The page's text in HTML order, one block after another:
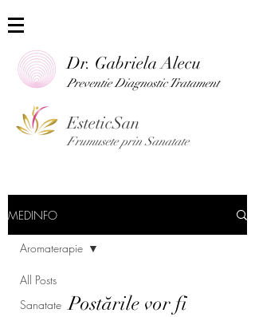
Dr. Gabriela Alecu
Preventie Diagnostic Tratament
EsteticSan
Frumusete prin Sanatate
MEDINFO
All Posts
Sanatate
Aromaterapie
Postările vor fi